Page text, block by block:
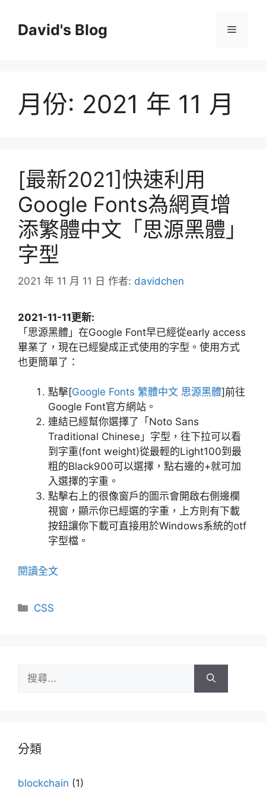
David's Blog 選
月份: 2021 年 11 月
[最新2021]快速利用
Google Fonts為網頁增
添繁體中文「思源黑體」
字型
2021 年 11 月 11 日 作者: davidchen
2021-11-11更新:
「思源黑體」在Google Font早已經從early access
畢業了，現在已經變成正式使用的字型。使用方式
也更簡單了：
點擊[Google Fonts 繁體中文 思源黑體]前往
Google Font官方網站。
連結已經幫你選擇了「Noto Sans
Traditional Chinese」字型，往下拉可以看
到字重(font weight)從最輕的Light100到最
粗的Black900可以選擇，點右邊的+就可加
入選擇的字重。
點擊右上的很像窗戶的圖示會開啟右側邊欄
視窗，顯示你已經選的字重，上方則有下載
按鈕讓你下載可直接用於Windows系統的otf
字型檔。
閱讀全文
分
CSS
尋:
分類
blockchain (1)